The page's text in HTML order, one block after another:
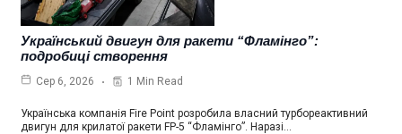
Український двигун для ракети “Фламінго”:
подробиці створення
Сер 6, 2026 1 Min Read
Українська компанія Fire Point розробила власний турбореактивний
двигун для крилатої ракети FP-5 “Фламінго”. Наразі…